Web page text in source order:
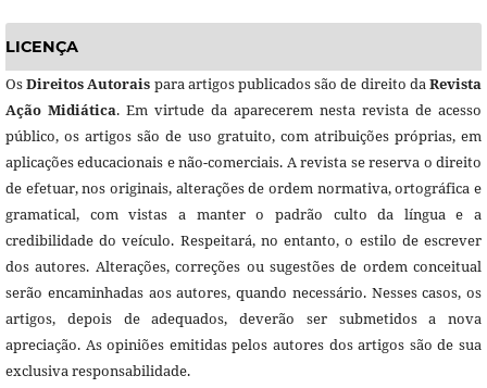
LICENÇA
OsDireitos Autorais para artigos publicados são de direito daRevista
Ação Midiática. Em virtude da aparecerem nesta revista de acesso
público, os artigos são de uso gratuito, com atribuições próprias, em
aplicações educacionais e não-comerciais. A revista se reserva o direito
de efetuar, nos originais, alterações de ordem normativa, ortográfica e
gramatical, com vistas a manter o padrão culto da língua e a
credibilidade do veículo. Respeitará, no entanto, o estilo de escrever
dos autores. Alterações, correções ou sugestões de ordem conceitual
serão encaminhadas aos autores, quando necessário. Nesses casos, os
artigos, depois de adequados, deverão ser submetidos a nova
apreciação. As opiniões emitidas pelos autores dos artigos são de sua
exclusiva responsabilidade.